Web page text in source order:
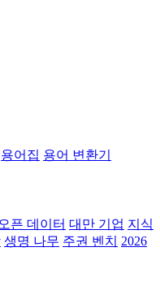
용어집 용어 변환기
오픈 데이터 대만 기업 지식
생명 나무 주권 벤치
2026